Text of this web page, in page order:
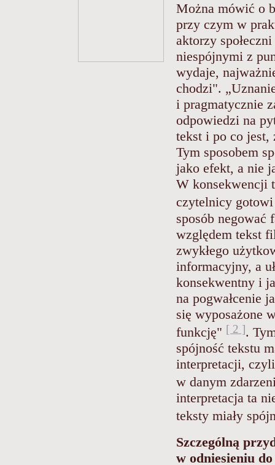
Można mówić o
przy czym w
aktorzy
niespójnymi z
wydaje,
chodzi".
i pragmatycznie
odpowiedzi na
tekst i po co jest,
Tym sposobem
jako efekt, a nie
W konsekwencji
czytelnicy
sposób negować
względem tekst
zwykłego
informacyjny, a
konsekwentny i
na pogwałcenie
się wyposażone
funkcję" [ 2 ].
spójność tekstu
interpretacji,
w danym
interpretacja ta
teksty miały
Szczególną
w odniesieniu